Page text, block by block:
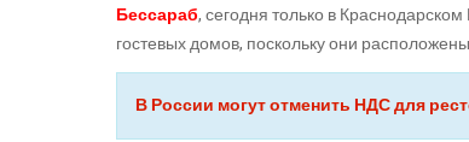
Бессараб, сегодня только в
гостевых домов, поскольку они
В России могут отменить НДС для